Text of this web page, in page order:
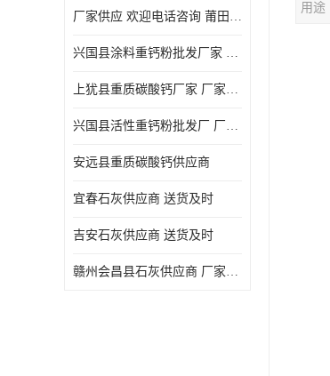
厂家供应 欢迎电话咨询 莆田高白度重钙粉厂家
兴国县涂料重钙粉批发厂家 厂家供应 欢迎电话咨询
上犹县重质碳酸钙厂家 厂家供应 欢迎电话咨询
兴国县活性重钙粉批发厂 厂家供应 欢迎电话咨询
安远县重质碳酸钙供应商
宜春石灰供应商 送货及时
吉安石灰供应商 送货及时
赣州会昌县石灰供应商 厂家供应
用途